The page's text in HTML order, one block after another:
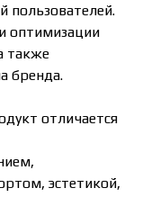
пользователей.
оптимизации
также
бренда.
отличается
эстетикой,